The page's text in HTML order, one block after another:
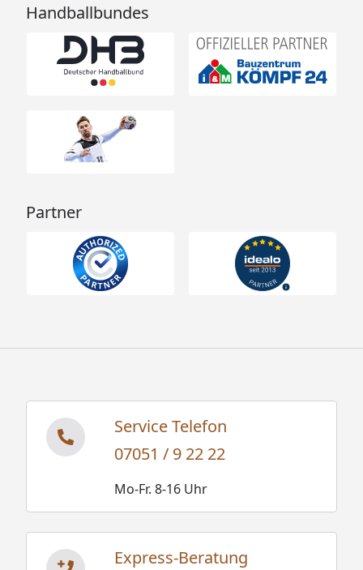
Handballbundes
Partner
Service Telefon
07051 / 9 22 22
Mo-Fr. 8-16 Uhr
Express-Beratung